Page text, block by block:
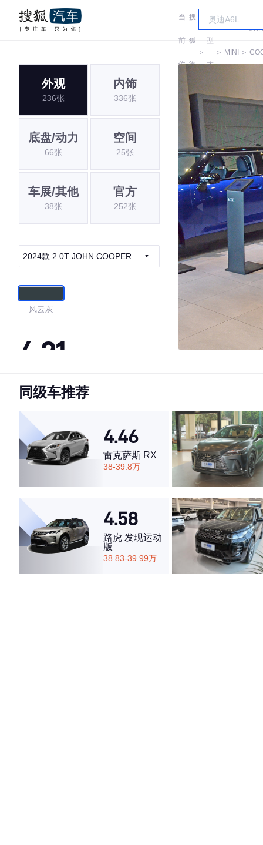
当
前
位
置:
搜
狐
汽
车
＞
车
型
大
＞ MINI ＞
外观
236张
内饰
336张
底盘/动力
66张
空间
25张
车展/其他
38张
官方
252张
2024款 2.0T JOHN COOPER
风云灰
4.21
·外观表现一般，低于74%同级车
·空间表现一般，低于93%同级车
同级车推荐
4.46
雷克萨斯 RX
38-39.8万
4.58
路虎 发现运动
版
38.83-39.99万